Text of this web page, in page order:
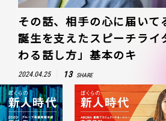
その話、相手の心に届いて
誕生を支えたスピーチライ
わる話し方」基本のキ
2024.04.25 13 SHARE